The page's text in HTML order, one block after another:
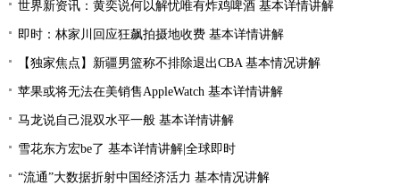
世界新资讯：黄奕说何以解忧唯有炸鸡啤酒 基本详情讲解
即时：林家川回应狂飙拍摄地收费 基本详情讲解
【独家焦点】新疆男篮称不排除退出CBA 基本情况讲解
苹果或将无法在美销售AppleWatch 基本详情讲解
马龙说自己混双水平一般 基本详情讲解
雪花东方宏be了 基本详情讲解|全球即时
“流通”大数据折射中国经济活力 基本情况讲解